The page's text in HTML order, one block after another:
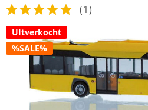
(1)
UItverkocht
%SALE%